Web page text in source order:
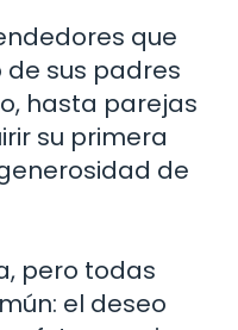
que
sus padres
hasta parejas
su primera
de
pero todas
el deseo